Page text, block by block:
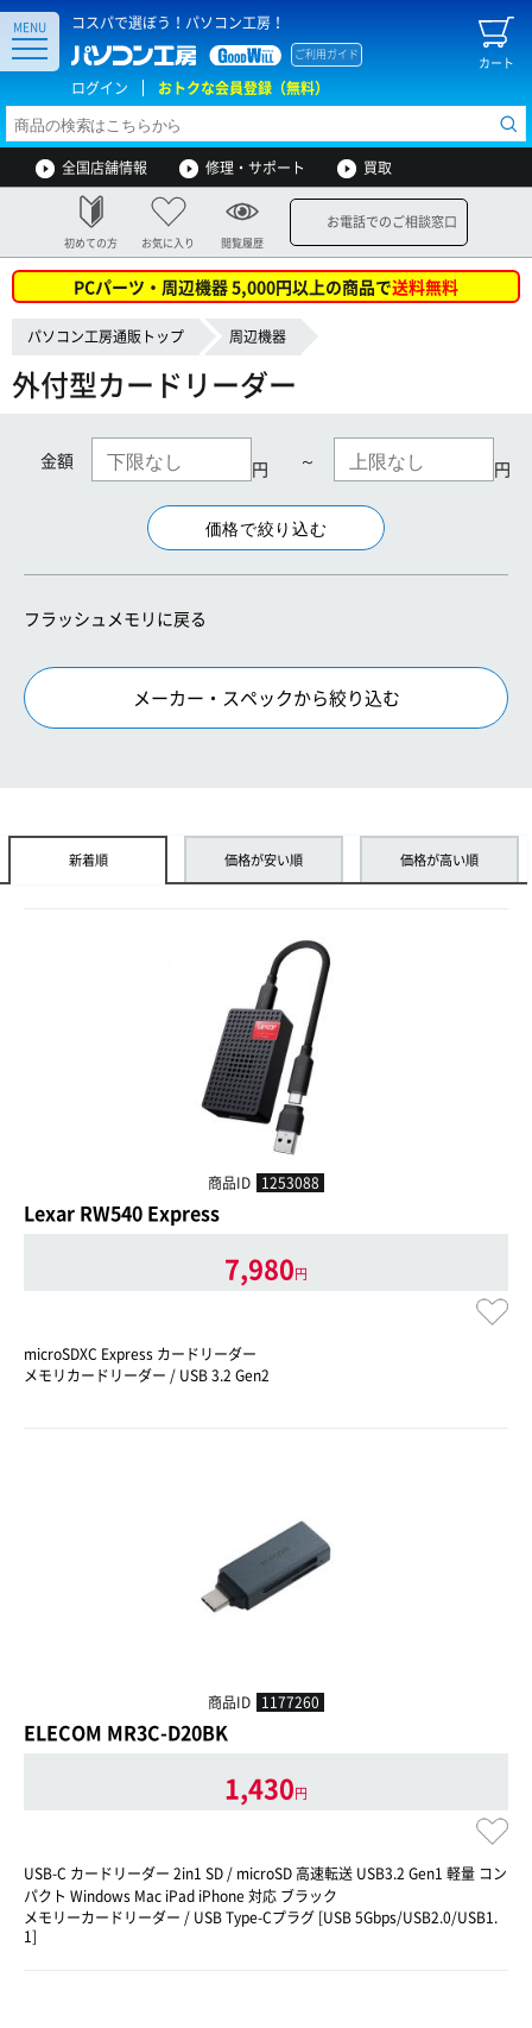
コスパで選ぼう！パソコン工房！
カート
ご利用ガイド
ログイン おトクな会員登録（無料）
MENU
全国店舗情報 修理・サポート 買取
初めての方 お気に入り 閲覧履歴
お電話でのご相談窓口
PCパーツ・周辺機器 5,000円以上の商品で送料無料
パソコン工房通販トップ 周辺機器
外付型カードリーダー
金額 円 ～ 円
フラッシュメモリに戻る
メーカー・スペックから絞り込む
新着順 価格が安い順 価格が高い順
商品ID 1253088
Lexar RW540 Express
7,980円
microSDXC Express カードリーダー
メモリカードリーダー / USB 3.2 Gen2
商品ID 1177260
ELECOM MR3C-D20BK
1,430円
USB-C カードリーダー 2in1 SD / microSD 高速転送 USB3.2 Gen1 軽量 コン
パクト Windows Mac iPad iPhone 対応 ブラック
メモリーカードリーダー / USB Type-Cプラグ [USB 5Gbps/USB2.0/USB1.
1]